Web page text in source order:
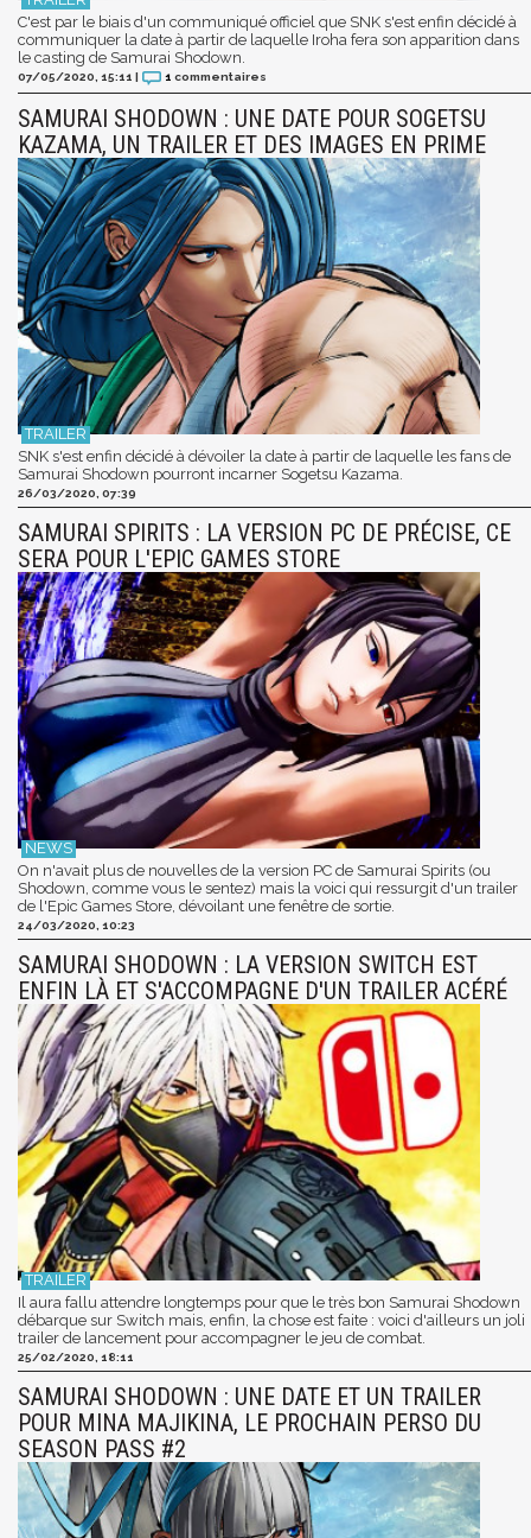
C'est par le biais d'un communiqué officiel que SNK s'est enfin décidé à
communiquer la date à partir de laquelle Iroha fera son apparition dans
le casting de Samurai Shodown.
07/05/2020, 15:11 | 1 commentaires
SAMURAI SHODOWN : UNE DATE POUR SOGETSU
KAZAMA, UN TRAILER ET DES IMAGES EN PRIME
SNK s'est enfin décidé à dévoiler la date à partir de laquelle les fans de
Samurai Shodown pourront incarner Sogetsu Kazama.
26/03/2020, 07:39
SAMURAI SPIRITS : LA VERSION PC DE PRÉCISE, CE
SERA POUR L'EPIC GAMES STORE
On n'avait plus de nouvelles de la version PC de Samurai Spirits (ou
Shodown, comme vous le sentez) mais la voici qui ressurgit d'un trailer
de l'Epic Games Store, dévoilant une fenêtre de sortie.
24/03/2020, 10:23
SAMURAI SHODOWN : LA VERSION SWITCH EST
ENFIN LÀ ET S'ACCOMPAGNE D'UN TRAILER ACÉRÉ
Il aura fallu attendre longtemps pour que le très bon Samurai Shodown
débarque sur Switch mais, enfin, la chose est faite : voici d'ailleurs un joli
trailer de lancement pour accompagner le jeu de combat.
25/02/2020, 18:11
SAMURAI SHODOWN : UNE DATE ET UN TRAILER
POUR MINA MAJIKINA, LE PROCHAIN PERSO DU
SEASON PASS #2